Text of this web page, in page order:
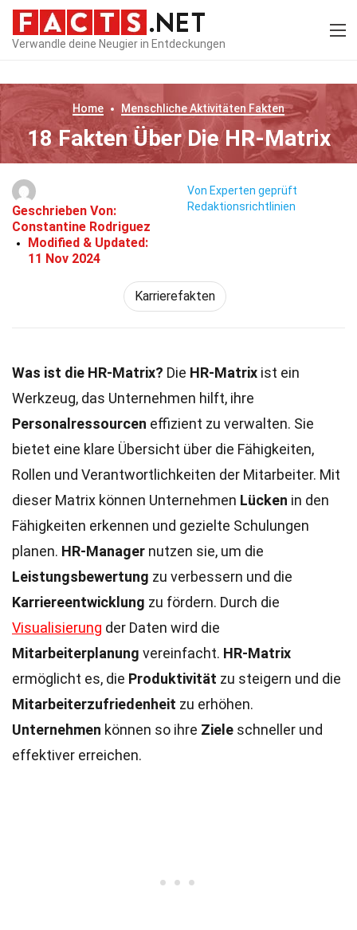
Verwandle deine Neugier in Entdeckungen
Home Menschliche Aktivitäten Fakten
18 Fakten Über Die HR-Matrix
Geschrieben Von:
Constantine Rodriguez
Modified & Updated:
11 Nov 2024
Von Experten geprüft
Redaktionsrichtlinien
Karrierefakten
Was ist die HR-Matrix? Die HR-Matrix ist ein
Werkzeug, das Unternehmen hilft, ihre
Personalressourcen effizient zu verwalten. Sie
bietet eine klare Übersicht über die Fähigkeiten,
Rollen und Verantwortlichkeiten der Mitarbeiter. Mit
dieser Matrix können Unternehmen Lücken in den
Fähigkeiten erkennen und gezielte Schulungen
planen. HR-Manager nutzen sie, um die
Leistungsbewertung zu verbessern und die
Karriereentwicklung zu fördern. Durch die
Visualisierung der Daten wird die
Mitarbeiterplanung vereinfacht. HR-Matrix
ermöglicht es, die Produktivität zu steigern und die
Mitarbeiterzufriedenheit zu erhöhen.
Unternehmen können so ihre Ziele schneller und
effektiver erreichen.